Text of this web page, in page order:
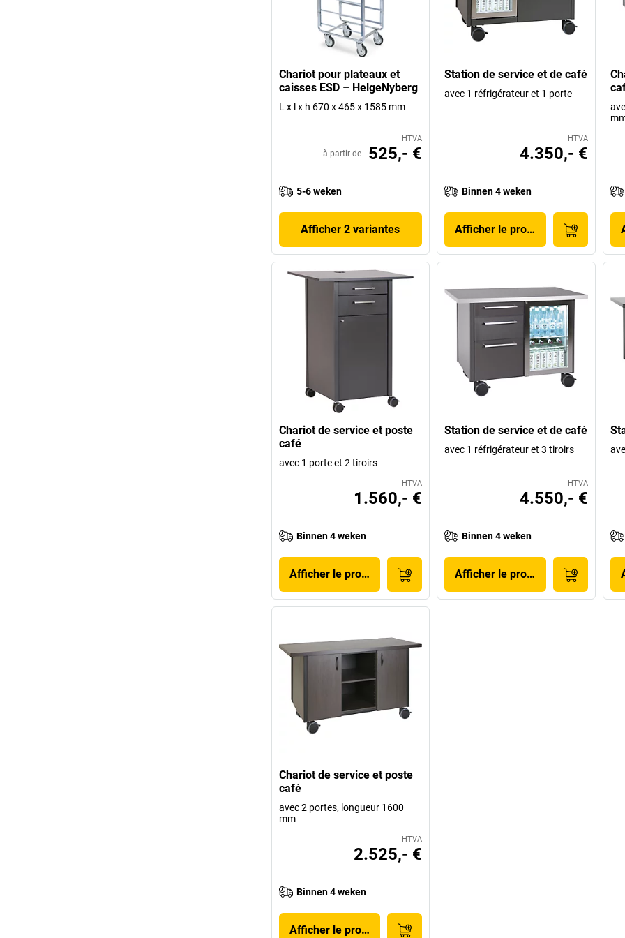
Chariot pour plateaux et
caisses ESD – HelgeNyberg
L x l x h 670 x 465 x 1585 mm
HTVA
à partir de 525,- €
5-6 weken
Afficher 2 variantes
Station de service et de café
avec 1 réfrigérateur et 1 porte
HTVA
4.350,- €
Binnen 4 weken
Afficher le produit
Chariot de service et poste
café
avec 1 porte et 2 tiroirs
HTVA
1.560,- €
Binnen 4 weken
Afficher le produit
Station de service et de café
avec 1 réfrigérateur et 3 tiroirs
HTVA
4.550,- €
Binnen 4 weken
Afficher le produit
Chariot de service et poste
café
avec 2 portes, longueur 1600
mm
HTVA
2.525,- €
Binnen 4 weken
Afficher le produit